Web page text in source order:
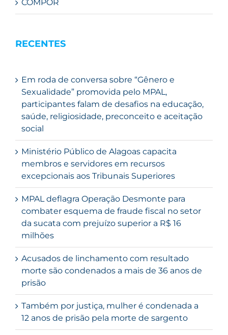
COMPOR
RECENTES
Em roda de conversa sobre “Gênero e
Sexualidade” promovida pelo MPAL,
participantes falam de desafios na educação,
saúde, religiosidade, preconceito e aceitação
social
Ministério Público de Alagoas capacita
membros e servidores em recursos
excepcionais aos Tribunais Superiores
MPAL deflagra Operação Desmonte para
combater esquema de fraude fiscal no setor
da sucata com prejuízo superior a R$ 16
milhões
Acusados de linchamento com resultado
morte são condenados a mais de 36 anos de
prisão
Também por justiça, mulher é condenada a
12 anos de prisão pela morte de sargento